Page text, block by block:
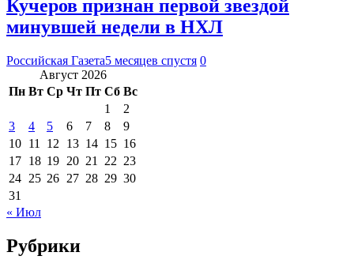
Кучеров признан первой звездой
минувшей недели в НХЛ
Российская Газета5 месяцев спустя 0
Август 2026
Пн Вт Ср Чт Пт Сб Вс
1
2
3
4 5 6 7 8
9
10 11 12 13 14 15 16
17 18 19 20 21 22 23
24 25 26 27 28 29 30
31
« Июл
Рубрики